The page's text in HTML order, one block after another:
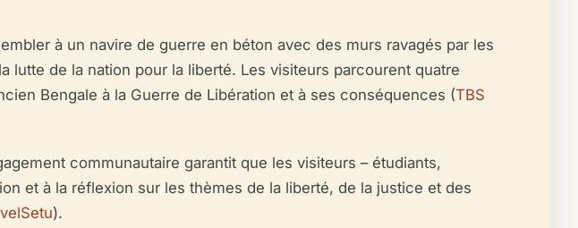
à un navire de guerre en béton avec des murs ravagés par les
de la nation pour la liberté. Les visiteurs parcourent quatre
Bengale à la Guerre de Libération et à ses conséquences (TBS
communautaire garantit que les visiteurs – étudiants,
et à la réflexion sur les thèmes de la liberté, de la justice et des
).